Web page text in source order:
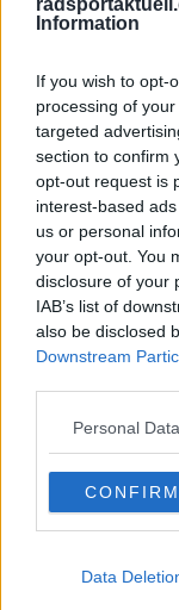
Information
If you wish to opt-
processing of
targeted
section to confirm
opt-out request is
interest-based
us or personal
your opt-out. You
disclosure of your
IAB’s list of
also be disclosed
Downstream
Personal
CONFIRM
Data
Alle
Mail.
SEO-
In meiner
France auf. Sie
Jahre von Eddy
und spielten die
Straßen, als